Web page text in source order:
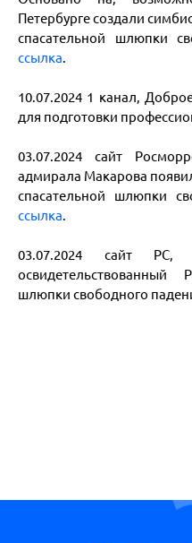
Петербурге создали
спасательной шлюпки
ссылка.
10.07.2024 1 канал,
для подготовки
03.07.2024 сайт
адмирала Макарова
спасательной шлюпки
ссылка.
03.07.2024 сайт РС,
освидетельствованный
шлюпки свободного